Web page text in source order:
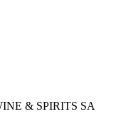
& SPIRITS SA